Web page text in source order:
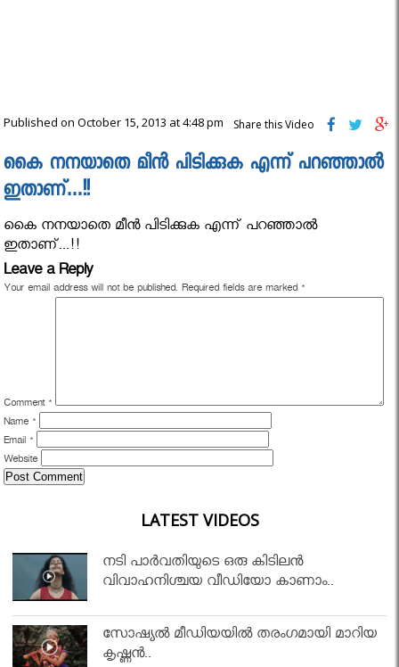
Published on October 15, 2013 at 4:48 pm Share this Video
കൈ നനയാതെ മീൻ പിടിക്കുക എന്ന് പറഞ്ഞാൽ
ഇതാണ്…!!
കൈ നനയാതെ മീൻ പിടിക്കുക എന്ന് പറഞ്ഞാൽ
ഇതാണ്...!!
Leave a Reply
Your email address will not be published. Required fields are marked *
Comment *
Name *
Email *
Website
LATEST VIDEOS
നടി പാർവതിയുടെ ഒരു കിടിലൻ
വിവാഹനിശ്ചയ വീഡിയോ കാണാം..
സോഷ്യൽ മീഡിയയിൽ തരംഗമായി മാറിയ
കൃഷ്ണൻ..